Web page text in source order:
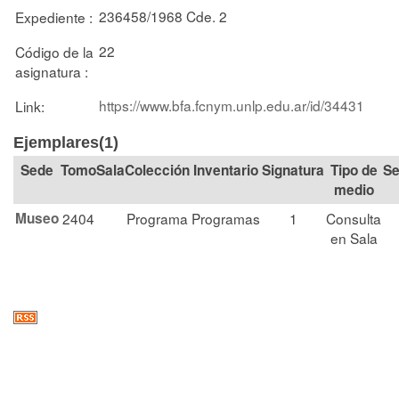
Expediente : 236458/1968 Cde. 2
Código de la
asignatura :
22
Link: https://www.bfa.fcnym.unlp.edu.ar/id/34431
Ejemplares(1)
TomoSalaColección Signatura Tipo de
medio
Museo2404 Programa Programas 1
Consulta
en Sala